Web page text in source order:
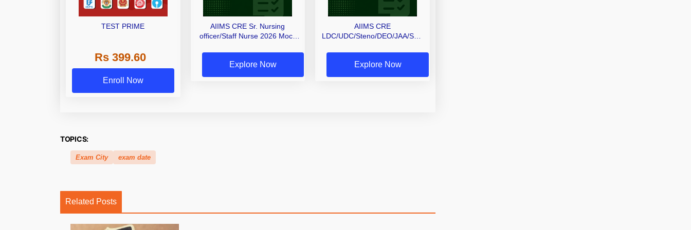
TEST PRIME
Rs 399.60
Enroll Now
AIIMS CRE Sr. Nursing
officer/Staff Nurse 2026 Mock
Explore Now
AIIMS CRE
LDC/UDC/Steno/DEO/JAA/SAA
Explore Now
TOPICS:
Exam City exam date
Related Posts